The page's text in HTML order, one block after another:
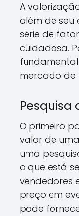
A
além de seu
série de
cuidadosa.
mercado de
Pesquisa
O primeiro
valor de
uma
o que está
vendedores
preço em
pode